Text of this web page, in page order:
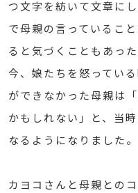
つ文字を紡いて文章に
で母親の言っているこ
ると気づくこともあっ
今、娘たちを怒ってい
ができなかった母親は
かもしれない」と、当
なるようになりました。
カヨコさんと母親との